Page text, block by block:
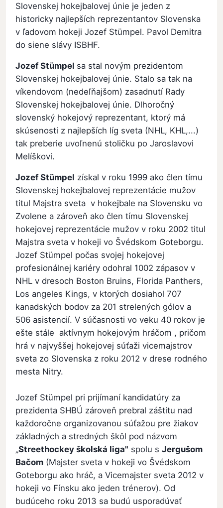
Slovenskej hokejbalovej únie je jeden z
historicky najlepších reprezentantov Slovenska
v ľadovom hokeji Jozef Stümpel. Pavol Demitra
do siene slávy ISBHF.
Jozef Stümpel sa stal novým prezidentom
Slovenskej hokejbalovej únie. Stalo sa tak na
víkendovom (nedeľňajšom) zasadnutí Rady
Slovenskej hokejbalovej únie. Dlhoročný
slovenský hokejový reprezentant, ktorý má
skúsenosti z najlepších líg sveta (NHL, KHL,...)
tak preberie uvoľnenú stoličku po Jaroslavovi
Melíškovi.
Jozef Stümpel získal v roku 1999 ako člen tímu
Slovenskej hokejbalovej reprezentácie mužov
titul Majstra sveta v hokejbale na Slovensku vo
Zvolene a zároveň ako člen tímu Slovenskej
hokejovej reprezentácie mužov v roku 2002 titul
Majstra sveta v hokeji vo Švédskom Goteborgu.
Jozef Stümpel počas svojej hokejovej
profesionálnej kariéry odohral 1002 zápasov v
NHL v dresoch Boston Bruins, Florida Panthers,
Los angeles Kings, v ktorých dosiahol 707
kanadských bodov za 201 strelených gólov a
506 asistencií. V súčasnosti vo veku 40 rokov je
ešte stále aktívnym hokejovým hráčom , pričom
hrá v najvyššej hokejovej súťaži vicemajstrov
sveta zo Slovenska z roku 2012 v drese rodného
mesta Nitry.
Jozef Stümpel pri prijímaní kandidatúry za
prezidenta SHBÚ zároveň prebral záštitu nad
každoročne organizovanou súťažou pre žiakov
základných a stredných škôl pod názvom
„Streethockey školská liga" spolu sJergušom
Bačom (Majster sveta v hokeji vo Švédskom
Goteborgu ako hráč, a Vicemajster sveta 2012 v
hokeji vo Fínsku ako jeden trénerov). Od
budúceho roku 2013 sa budú usporadúvať